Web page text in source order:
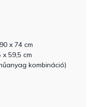
x 74 cm
59,5 cm
kombináció)